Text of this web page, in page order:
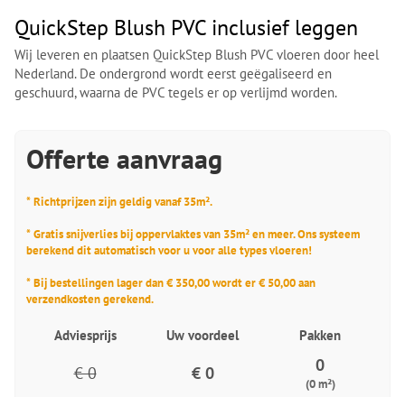
QuickStep Blush PVC inclusief leggen
Wij leveren en plaatsen QuickStep Blush PVC vloeren door heel
Nederland. De ondergrond wordt eerst geëgaliseerd en
geschuurd, waarna de PVC tegels er op verlijmd worden.
Offerte aanvraag
* Richtprijzen zijn geldig vanaf 35m².
* Gratis snijverlies bij oppervlaktes van 35m² en meer. Ons systeem
berekend dit automatisch voor u voor alle types vloeren!
* Bij bestellingen lager dan € 350,00 wordt er € 50,00 aan
verzendkosten gerekend.
Adviesprijs Uw voordeel Pakken
€ 0 € 0 0
(0 m²)